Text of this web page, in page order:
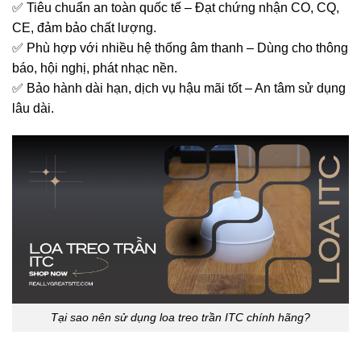
✅ Tiêu chuẩn an toàn quốc tế – Đạt chứng nhận CO, CQ,
CE, đảm bảo chất lượng.
✅ Phù hợp với nhiều hệ thống âm thanh – Dùng cho thông
báo, hội nghị, phát nhạc nền.
✅ Bảo hành dài hạn, dịch vụ hậu mãi tốt – An tâm sử dụng
lâu dài.
Tại sao nên sử dụng loa treo trần ITC chính hãng?